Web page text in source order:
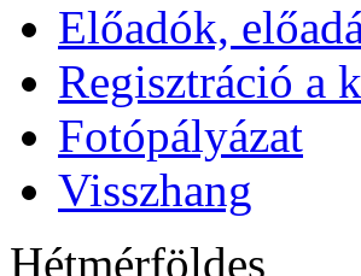
Előadók,
Regisztráció a
Fotópályázat
Visszhang
Hétmérföldes